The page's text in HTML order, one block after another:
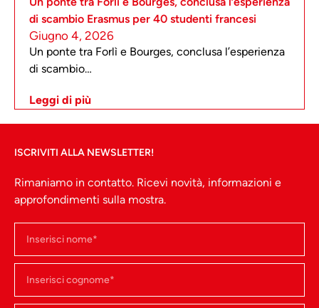
di scambio Erasmus per 40 studenti francesi
Giugno 4, 2026
Un ponte tra Forlì e Bourges, conclusa l’esperienza
di scambio…
Leggi di più
ISCRIVITI ALLA NEWSLETTER!
Rimaniamo in contatto. Ricevi novità, informazioni e
approfondimenti sulla mostra.